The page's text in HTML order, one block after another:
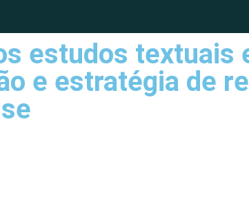
estudos textuais
e estratégia de